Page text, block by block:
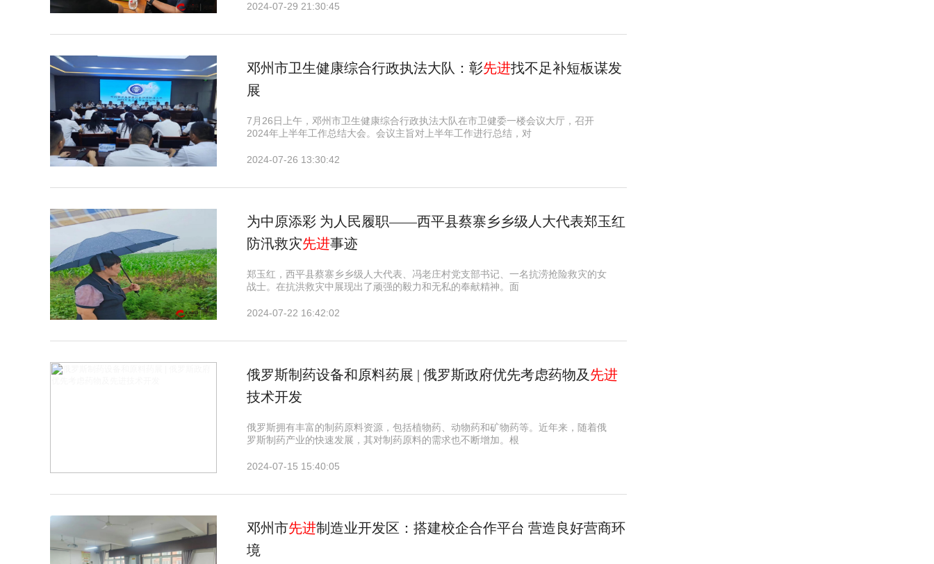
2024-07-29 21:30:45
邓州市卫生健康综合行政执法大队：彰先进找不足补短板谋发
展
7月26日上午，邓州市卫生健康综合行政执法大队在市卫健委一楼会议大厅，召开
2024年上半年工作总结大会。会议主旨对上半年工作进行总结，对
2024-07-26 13:30:42
​为中原添彩 为人民履职——西平县蔡寨乡乡级人大代表郑玉红
防汛救灾先进事迹
郑玉红，西平县蔡寨乡乡级人大代表、冯老庄村党支部书记、一名抗涝抢险救灾的女
战士。在抗洪救灾中展现出了顽强的毅力和无私的奉献精神。面
2024-07-22 16:42:02
俄罗斯制药设备和原料药展 | 俄罗斯政府优先考虑药物及 先进
技术开发
俄罗斯拥有丰富的制药原料资源，包括植物药、动物药和矿物药等。近年来，随着俄
罗斯制药产业的快速发展，其对制药原料的需求也不断增加。根
2024-07-15 15:40:05
邓州市先进制造业开发区：搭建校企合作平台 营造良好营商环
境